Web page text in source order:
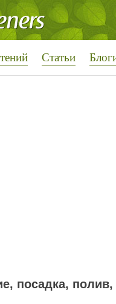
Статьи
посадка, полив,